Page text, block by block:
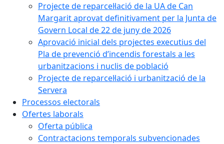
Projecte de reparcel·lació de la UA de Can
Margarit aprovat definitivament per la Junta de
Govern Local de 22 de juny de 2026
Aprovació inicial dels projectes executius del
Pla de prevenció d’incendis forestals a les
urbanitzacions i nuclis de població
Projecte de reparcel·lació i urbanització de la
Servera
Processos electorals
Ofertes laborals
Oferta pública
Contractacions temporals subvencionades